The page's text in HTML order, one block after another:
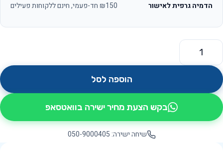
הדמיה גרפית לאישור ₪150 חד-פעמי, חינם ללקוחות פעילים
כמות של גלילאו OS3530
הוספה לסל
בקש הצעת מחיר ישירה בוואטסאפ
שיחה ישירה: 050-9000405